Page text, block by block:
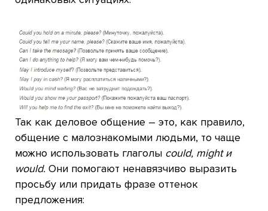
Так как деловое общение – это, как правило,
общение с малознакомыми людьми, то чаще
можно использовать глаголы could, might и
would. Они помогают ненавязчиво выразить
просьбу или придать фразе оттенок
предложения: